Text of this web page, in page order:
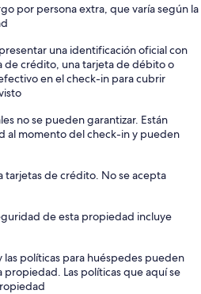
por persona extra, que varía según la
una identificación oficial con
de crédito, una tarjeta de débito o
en el check-in para cubrir
no se pueden garantizar. Están
al momento del check-in y pueden
tarjetas de crédito. No se acepta
de esta propiedad incluye
las políticas para huéspedes pueden
propiedad. Las políticas que aquí se